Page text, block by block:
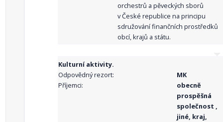
orchestrů a pěveckých sborů
v České republice na principu
sdružování finančních prostředků
obcí, krajů a státu.
Kulturní aktivity.
Odpovědný rezort:
MK
Příjemci:
obecně
prospěšná
společnost ,
jiné, kraj,